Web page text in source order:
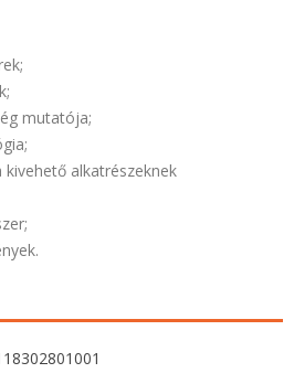
mutatója;
alkatrészeknek